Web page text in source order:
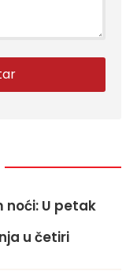
noći: U petak
u četiri